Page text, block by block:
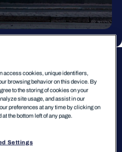
ワーム
access cookies, unique identifiers,
browsing behavior on this device. By
to the storing of cookies on your
site usage, and assist in our
preferences at any time by clicking on
the bottom left of any page.
Settings